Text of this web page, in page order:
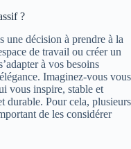
?
une décision à prendre à la
de travail ou créer un
à vos besoins
Imaginez-vous vous
vous inspire, stable et
durable. Pour cela, plusieurs
de les considérer